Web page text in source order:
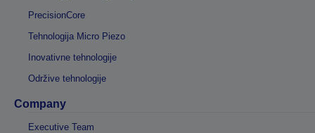
PrecisionCore
Tehnologija Micro Piezo
Inovativne tehnologije
Održive tehnologije
Company
Executive Team